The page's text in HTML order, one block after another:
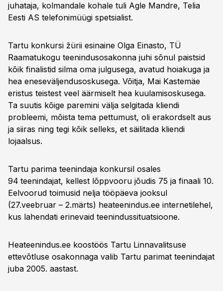
juhataja, kolmandale kohale tuli Agle Mandre, Telia
Eesti AS telefonimüügi spetsialist.
Tartu konkursi žürii esinaine Olga Einasto, TÜ
Raamatukogu teenindusosakonna juhi sõnul paistsid
kõik finalistid silma oma julgusega, avatud hoiakuga ja
hea eneseväljendusoskusega. Võitja, Mai Kastemäe
eristus teistest veel äärmiselt hea kuulamisoskusega.
Ta suutis kõige paremini välja selgitada kliendi
probleemi, mõista tema pettumust, oli erakordselt aus
ja siiras ning tegi kõik selleks, et säilitada kliendi
lojaalsus.
Tartu parima teenindaja konkursil osales
94 teenindajat, kellest lõppvooru jõudis 75 ja finaali 10.
Eelvoorud toimusid nelja tööpäeva jooksul
(27.veebruar – 2.märts) heateenindus.ee internetilehel,
kus lahendati erinevaid teenindussituatsioone.
Heateenindus.ee koostöös Tartu Linnavalitsuse
ettevõtluse osakonnaga valib Tartu parimat teenindajat
juba 2005. aastast.